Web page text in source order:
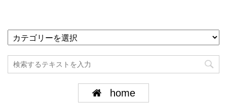
home